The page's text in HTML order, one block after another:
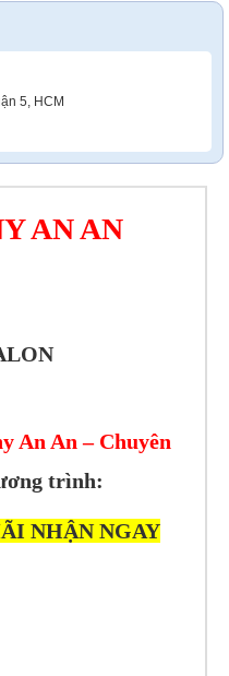
5, HCM
AN AN
An An – Chuyên
trình:
NHẬN NGAY